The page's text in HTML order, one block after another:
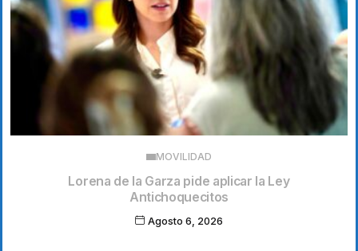
MOVILIDAD
Lorena de la Garza pide aplicar la Ley
Antichoquecitos
Agosto 6, 2026